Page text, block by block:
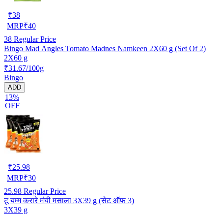
₹38
MRP₹40
38 Regular Price
Bingo Mad Angles Tomato Madnes Namkeen 2X60 g (Set Of 2)
2X60 g
₹31.67/100g
Bingo
ADD
13%
OFF
₹25.98
MRP₹30
25.98 Regular Price
टू यम्म करारे मंची मसाला 3X39 g (सेट ऑफ 3)
3X39 g